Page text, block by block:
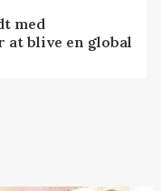
med
blive en global